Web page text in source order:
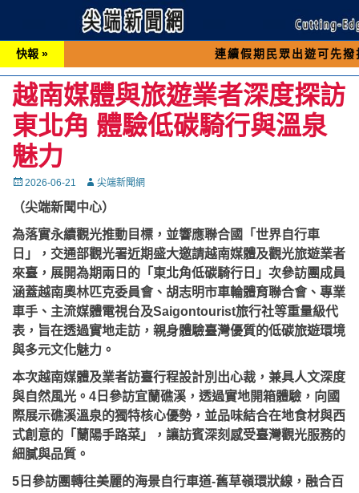
快報 » 連續假期民眾出遊可先撥打交通 「
越南媒體與旅遊業者深度探訪
東北角 體驗低碳騎行與溫泉
魅力
Posted
2026-06-21 Autor尖端新聞網
（尖端新聞中心）
為落實永續觀光推動目標，並響應聯合國「世界自行車
日」，交通部觀光署近期盛大邀請越南媒體及觀光旅遊業者
來臺，展開為期兩日的「東北角低碳騎行日」次參訪團成員
涵蓋越南奧林匹克委員會、胡志明市車輪體育聯合會、專業
車手、主流媒體電視台及Saigontourist旅行社等重量級代
表，旨在透過實地走訪，親身體驗臺灣優質的低碳旅遊環境
與多元文化魅力。
本次越南媒體及業者訪臺行程設計別出心裁，兼具人文深度
與自然風光。4日參訪宜蘭礁溪，透過實地開箱體驗，向國
際展示礁溪溫泉的獨特核心優勢，並品味結合在地食材與西
式創意的「蘭陽手路菜」，讓訪賓深刻感受臺灣觀光服務的
細膩與品質。
5日參訪團轉往美麗的海景自行車道-舊草嶺環狀線，融合百